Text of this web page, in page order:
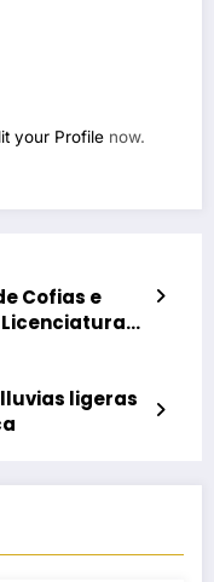
your Profile now.
Cofias e
ligeras